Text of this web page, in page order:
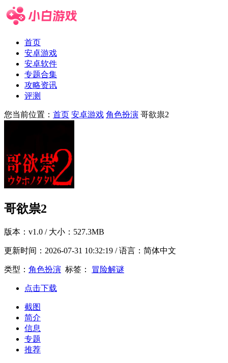
首页
安卓游戏
安卓软件
专题合集
攻略资讯
评测
您当前位置： 首页 安卓游戏 角色扮演 哥欲祟2
哥欲祟2
版本： v1.0 / 大小：527.3MB
更新时间： 2026-07-31 10:32:19 / 语言：简体中文
类型： 角色扮演 标签： 冒险解谜
点击下载
截图
简介
信息
专题
推荐